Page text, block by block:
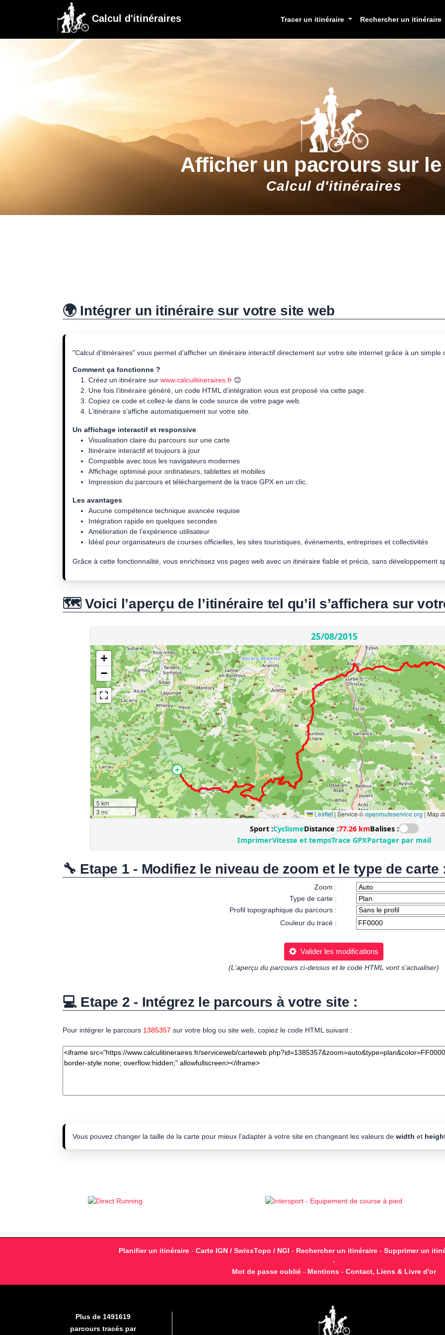
Calcul d'itinéraires Tracer un itinéraire Rechercher un itinéraire
Afficher un pacrours sur
Calcul d'itinéraires
🌍 Intégrer un itinéraire sur votre site web
"Calcul d'itinéraires" vous permet d’afficher un itinéraire interactif directement sur votre site internet grâce à un simple
Comment ça fonctionne ?
Créez un itinéraire sur www.calculitineraires.fr 😊
Une fois l’itinéraire généré, un code HTML d’intégration vous est proposé via cette page.
Copiez ce code et collez-le dans le code source de votre page web.
L’itinéraire s’affiche automatiquement sur votre site.
Un affichage interactif et responsive
Visualisation claire du parcours sur une carte
Itinéraire interactif et toujours à jour
Compatible avec tous les navigateurs modernes
Affichage optimisé pour ordinateurs, tablettes et mobiles
Impression du parcours et téléchargement de la trace GPX en un clic.
Les avantages
Aucune compétence technique avancée requise
Intégration rapide en quelques secondes
Amélioration de l’expérience utilisateur
Idéal pour organisateurs de courses officielles, les sites touristiques, événements, entreprises et collectivités
Grâce à cette fonctionnalité, vous enrichissez vos pages web avec un itinéraire fiable et précis, sans développement
🗺️ Voici l’aperçu de l’itinéraire tel qu’il s’affichera sur
🔧 Etape 1 - Modifiez le niveau de zoom et le type de carte
Zoom :
Type de carte :
Profil topographique du parcours :
Couleur du tracé :
Valider les modifications
(L'aperçu du parcours ci-dessus et le code HTML vont s'actualiser)
💻 Etape 2 - Intégrez le parcours à votre site :
Pour intégrer le parcours 1385357 sur votre blog ou site web, copiez le code HTML suivant :
Vous pouvez changer la taille de la carte pour mieux l'adapter à votre site en changeant les valeurs de width et
Planifier un itinéraire - Carte IGN / SwissTopo / NGI - Rechercher un itinéraire - Supprimer un
-
Mot de passe oublié- Mentions- Contact, Liens & Livre d'or
Plus de 1491619
parcours tracés par